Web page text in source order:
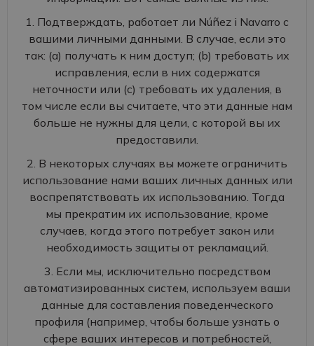
1. Подтверждать, работает ли Núñez i Navarro с
вашими личными данными. В случае, если это
так: (a) получать к ним доступ; (b) требовать их
исправления, если в них содержатся
неточности или (c) требовать их удаления, в
том числе если вы считаете, что эти данные нам
больше не нужны для цели, с которой вы их
предоставили.
2. В некоторых случаях вы можете ограничить
использование нами ваших личных данных или
воспрепятствовать их использованию. Тогда
мы прекратим их использование, кроме
случаев, когда этого потребует закон или
необходимость защиты от рекламаций.
3. Если мы, исключительно посредством
автоматизированных систем, используем ваши
данные для составления поведенческого
профиля (например, чтобы больше узнать о
сфере ваших интересов и потребностей,